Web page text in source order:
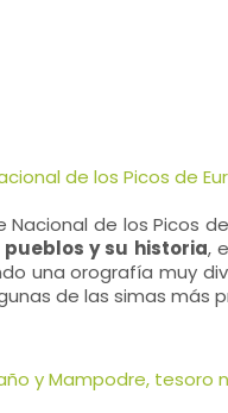
de los Picos de
de los Picos
y su historia,
una orografía muy
de las simas
y Mampodre, tesoro